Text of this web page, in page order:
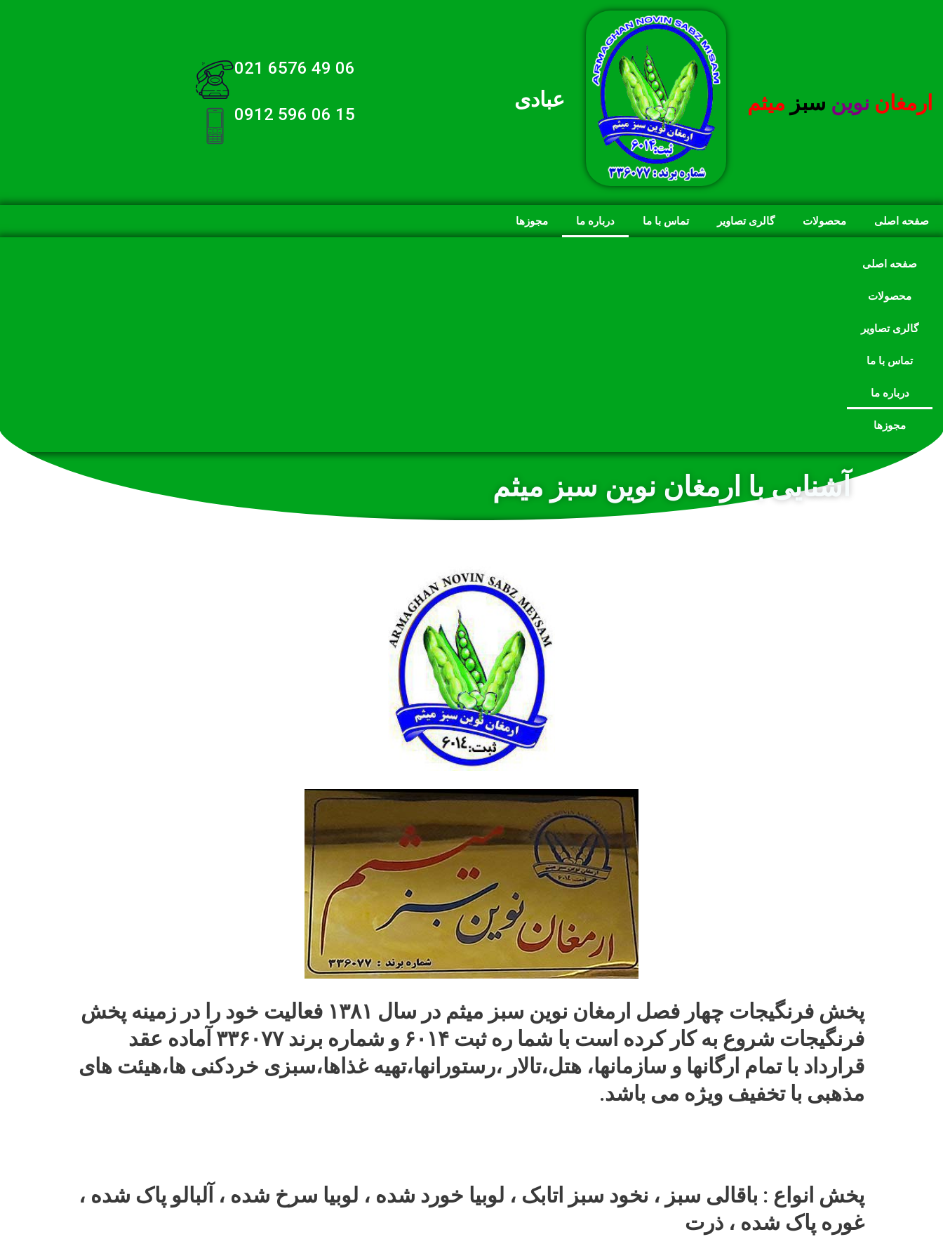
ارمغان نوین سبز میثم
06 49 6576 021
عبادی
15 06 596 0912
صفحه اصلی محصولات گالری تصاویر تماس با ما درباره ما مجوزها
صفحه اصلی
محصولات
گالری تصاویر
تماس با ما
درباره ما
مجوزها
آشنایی با ارمغان نوین سبز میثم
پخش فرنگیجات چهار فصل ارمغان نوین سبز میثم در سال ۱۳۸۱ فعالیت خود را در زمینه پخش
فرنگیجات شروع به کار کرده است با شما ره ثبت ۶۰۱۴ و شماره برند ۳۳۶۰۷۷ آماده عقد
قرارداد با تمام ارگانها و سازمانها، هتل،تالار ،رستورانها،تهیه غذاها،سبزی خردکنی ها،هیئت های
مذهبی با تخفیف ویژه می باشد.
پخش انواع : باقالی سبز ، نخود سبز اتابک ، لوبیا خورد شده ، لوبیا سرخ شده ، آلبالو پاک شده ،
غوره پاک شده ، ذرت